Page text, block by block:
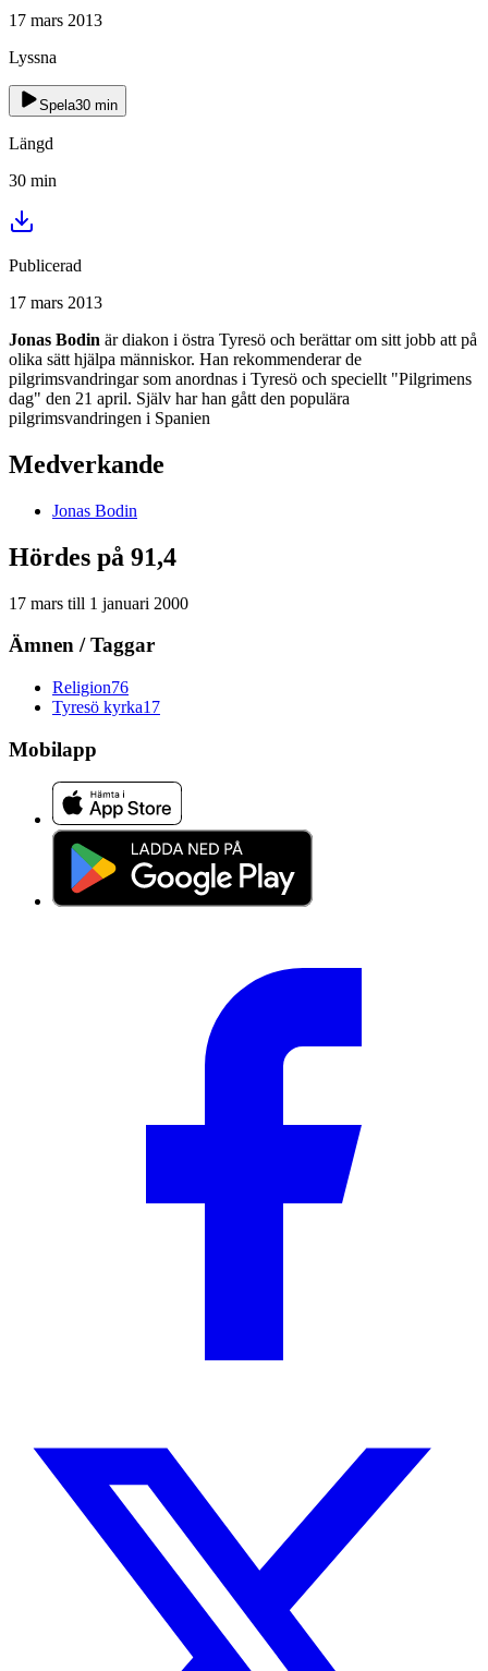
17 mars 2013
Lyssna
Spela30 min
Längd
30 min
Publicerad
17 mars 2013
Jonas Bodin är diakon i östra Tyresö och berättar om sitt jobb att på
olika sätt hjälpa människor. Han rekommenderar de
pilgrimsvandringar som anordnas i Tyresö och speciellt "Pilgrimens
dag" den 21 april. Själv har han gått den populära
pilgrimsvandringen i Spanien
Medverkande
Jonas Bodin
Hördes på 91,4
17 mars till 1 januari 2000
Ämnen / Taggar
Religion76
Tyresö kyrka17
Mobilapp